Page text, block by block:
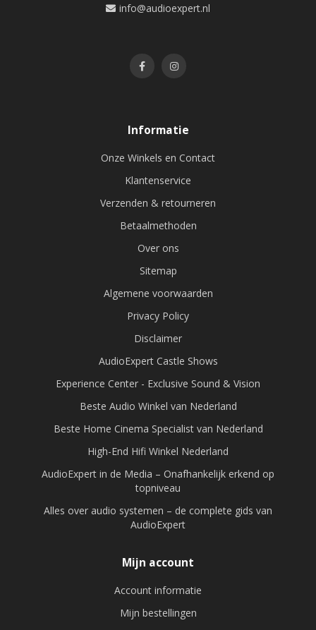
info@audioexpert.nl
Informatie
Onze Winkels en Contact
Klantenservice
Verzenden & retourneren
Betaalmethoden
Over ons
Sitemap
Algemene voorwaarden
Privacy Policy
Disclaimer
AudioExpert Castle Shows
Experience Center - Exclusive Sound & Vision
Beste Audio Winkel van Nederland
Beste Home Cinema Specialist van Nederland
High-End Hifi Winkel Nederland
AudioExpert in de Media – Onafhankelijk erkend op
topniveau
Alles over audio systemen – de complete gids van
AudioExpert
Mijn account
Account informatie
Mijn bestellingen